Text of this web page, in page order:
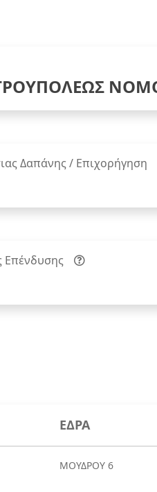
Δαπάνης / Επιχορήγηση
ΕΔΡΑ
ΜΟΥΔΡΟΥ 6